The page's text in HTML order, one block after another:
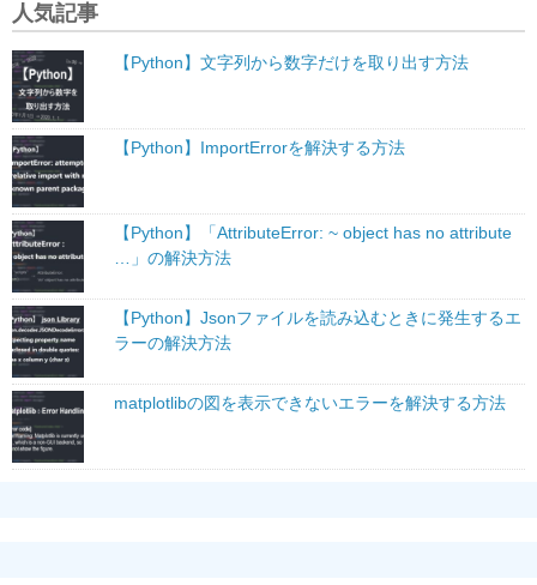
人気記事
【Python】文字列から数字だけを取り出す方法
【Python】ImportErrorを解決する方法
【Python】「AttributeError: ~ object has no attribute
…」の解決方法
【Python】Jsonファイルを読み込むときに発生するエ
ラーの解決方法
matplotlibの図を表示できないエラーを解決する方法